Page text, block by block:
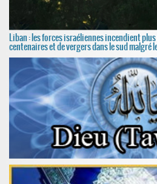
Liban : les forces israéliennes incendient
centenaires et de vergers dans le sud malgré